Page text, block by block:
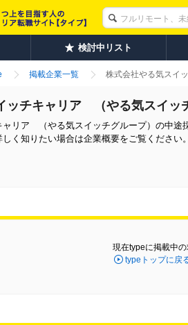
検討中リスト
掲載企業一覧 株式会社やる気スイ
ッチキャリア （やる気スイッ
リア （やる気スイッチグループ）の中途
く知りたい場合は企業概要をご覧ください。
現在typeに掲載中の
typeトップに戻